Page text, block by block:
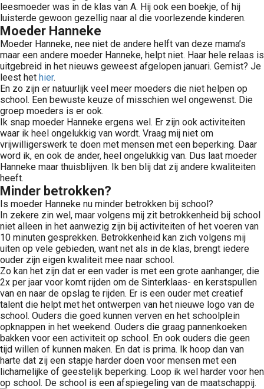
leesmoeder was in de klas van A. Hij ook een boekje, of hij
luisterde gewoon gezellig naar al die voorlezende kinderen.
Moeder Hanneke
Moeder Hanneke, nee niet de andere helft van deze mama’s
maar een andere moeder Hanneke, helpt niet. Haar hele relaas is
uitgebreid in het nieuws geweest afgelopen januari. Gemist? Je
leest het hier.
En zo zijn er natuurlijk veel meer moeders die niet helpen op
school. Een bewuste keuze of misschien wel ongewenst. Die
groep moeders is er ook.
Ik snap moeder Hanneke ergens wel. Er zijn ook activiteiten
waar ik heel ongelukkig van wordt. Vraag mij niet om
vrijwilligerswerk te doen met mensen met een beperking. Daar
word ik, en ook de ander, heel ongelukkig van. Dus laat moeder
Hanneke maar thuisblijven. Ik ben blij dat zij andere kwaliteiten
heeft.
Minder betrokken?
Is moeder Hanneke nu minder betrokken bij school?
In zekere zin wel, maar volgens mij zit betrokkenheid bij school
niet alleen in het aanwezig zijn bij activiteiten of het voeren van
10 minuten gesprekken. Betrokkenheid kan zich volgens mij
uiten op vele gebieden, want net als in de klas, brengt iedere
ouder zijn eigen kwaliteit mee naar school.
Zo kan het zijn dat er een vader is met een grote aanhanger, die
2x per jaar voor komt rijden om de Sinterklaas- en kerstspullen
van en naar de opslag te rijden. Er is een ouder met creatief
talent die helpt met het ontwerpen van het nieuwe logo van de
school. Ouders die goed kunnen verven en het schoolplein
opknappen in het weekend. Ouders die graag pannenkoeken
bakken voor een activiteit op school. En ook ouders die geen
tijd willen of kunnen maken. En dat is prima. Ik hoop dan van
harte dat zij een stapje harder doen voor mensen met een
lichamelijke of geestelijk beperking. Loop ik wel harder voor hen
op school. De school is een afspiegeling van de maatschappij.